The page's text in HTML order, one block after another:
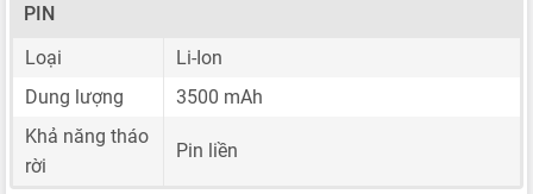
PIN
Loại
Li-Ion
Dung lượng
3500 mAh
Khả năng tháo
rời
Pin liền